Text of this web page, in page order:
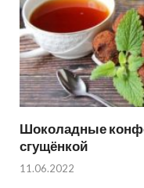
Шоколадные
сгущёнкой
11.06.2022